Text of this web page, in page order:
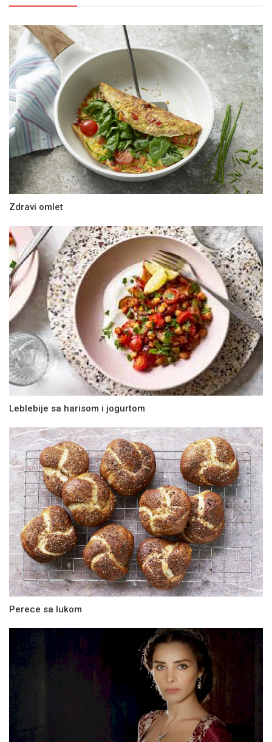
Zdravi omlet
Leblebije sa harisom i jogurtom
Perece sa lukom